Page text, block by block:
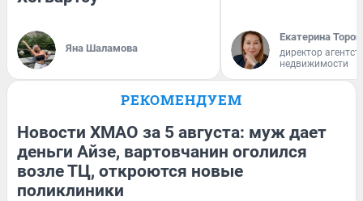
Яна Шаламова
Екатерина
директор
недвижимости
РЕКОМЕНДУЕМ
Новости ХМАО за 5 августа: муж дает
деньги Айзе, вартовчанин оголился
возле ТЦ, откроются новые
поликлиники